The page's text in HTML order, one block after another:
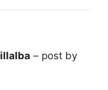
– post by